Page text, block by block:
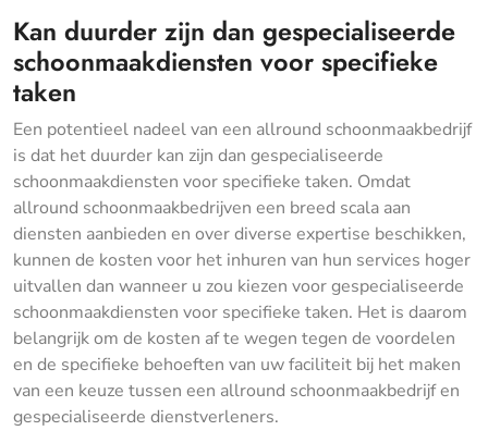
Kan duurder zijn dan gespecialiseerde
schoonmaakdiensten voor specifieke
taken
Een potentieel nadeel van een allround schoonmaakbedrijf
is dat het duurder kan zijn dan gespecialiseerde
schoonmaakdiensten voor specifieke taken. Omdat
allround schoonmaakbedrijven een breed scala aan
diensten aanbieden en over diverse expertise beschikken,
kunnen de kosten voor het inhuren van hun services hoger
uitvallen dan wanneer u zou kiezen voor gespecialiseerde
schoonmaakdiensten voor specifieke taken. Het is daarom
belangrijk om de kosten af te wegen tegen de voordelen
en de specifieke behoeften van uw faciliteit bij het maken
van een keuze tussen een allround schoonmaakbedrijf en
gespecialiseerde dienstverleners.